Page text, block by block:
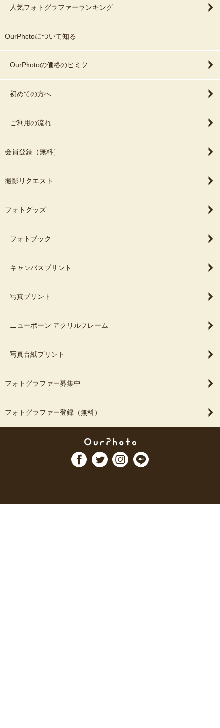
人気フォトグラファーランキング
OurPhotoについて知る
OurPhotoの価格のヒミツ
初めての方へ
ご利用の流れ
会員登録（無料）
撮影リクエスト
フォトグッズ
フォトブック
キャンバスプリント
写真プリント
ニューボーン アクリルフレーム
写真台紙プリント
フォトグラファー募集中
フォトグラファー登録（無料）